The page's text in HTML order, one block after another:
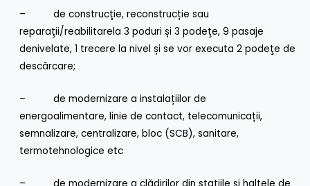
– de construcţie, reconstrucție sau
reparaţii/reabilitarela 3 poduri și 3 podeţe, 9 pasaje
denivelate, 1 trecere la nivel și se vor executa 2 podeţe de
descărcare;
– de modernizare a instalațiilor de
energoalimentare, linie de contact, telecomunicații,
semnalizare, centralizare, bloc (SCB), sanitare,
termotehnologice etc